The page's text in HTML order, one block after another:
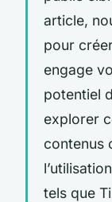
article,
pour
engage
potentiel
explorer
contenus
tels que